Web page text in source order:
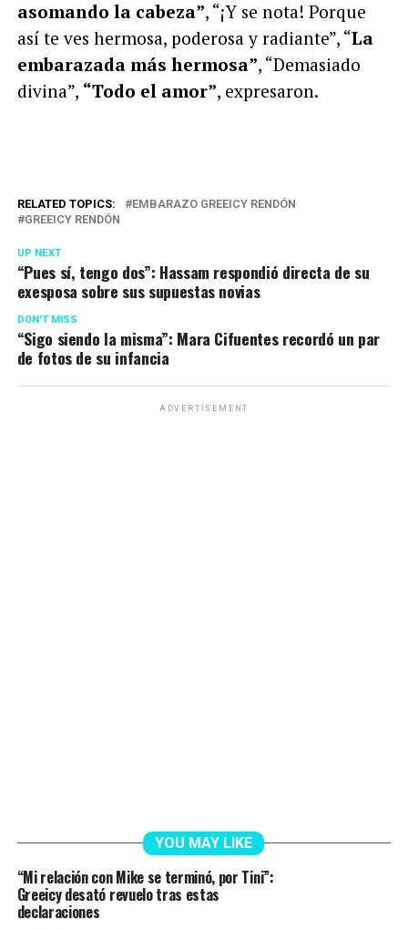
asomando la cabeza”, “¡Y se nota! Porque
así te ves hermosa, poderosa y radiante”, “La
embarazada más hermosa”, “Demasiado
divina”, “Todo el amor”, expresaron.
RELATED TOPICS:
EMBARAZO GREEICY RENDÓN
GREEICY RENDÓN
UP NEXT
“Pues sí, tengo dos”: Hassam respondió directa de su
exesposa sobre sus supuestas novias
DON'T MISS
“Sigo siendo la misma”: Mara Cifuentes recordó un par
de fotos de su infancia
ADVERTISEMENT
YOU MAY LIKE
“Mi relación con Mike se terminó, por Tini”:
Greeicy desató revuelo tras estas
declaraciones